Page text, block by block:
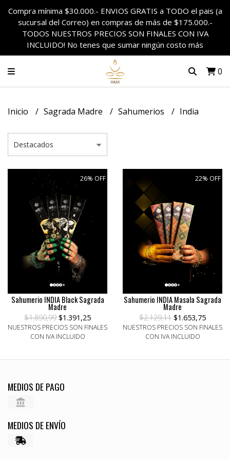
Compra mínima $30.000.- ENVIOS GRATIS a TODO el pais (a
sucursal del Correo) en compras de más de $175.000.-
TODOS NUESTROS PRECIOS SON FINALES CON IVA
INCLUIDO! No tenes que sumar ningún costo más
0
Inicio Sagrada Madre Sahumerios India
26% OFF
Sahumerio INDIA Black Sagrada
Madre
$1.890,99 $1.391,25
NUESTROS PRECIOS SON FINALES
CON IVA INCLUIDO
22% OFF
Sahumerio INDIA Masala Sagrada
Madre
$2.129,11 $1.653,75
NUESTROS PRECIOS SON FINALES
CON IVA INCLUIDO
MEDIOS DE PAGO
MEDIOS DE ENVÍO